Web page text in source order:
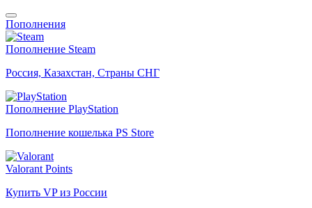
Пополнения
Пополнение Steam
Россия, Казахстан, Страны СНГ
Пополнение PlayStation
Пополнение кошелька PS Store
Valorant Points
Купить VP из России